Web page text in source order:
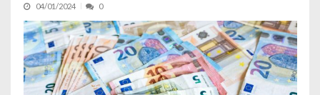
04/01/2024 0